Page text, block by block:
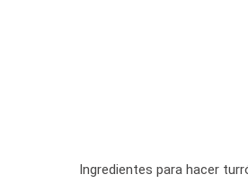
Ingredientes para hacer